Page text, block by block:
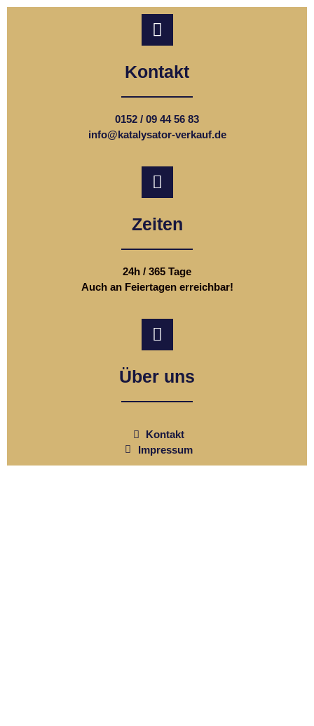
Kontakt
0152 / 09 44 56 83
info@katalysator-verkauf.de
Zeiten
24h / 365 Tage
Auch an Feiertagen erreichbar!
Über uns
Kontakt
Impressum